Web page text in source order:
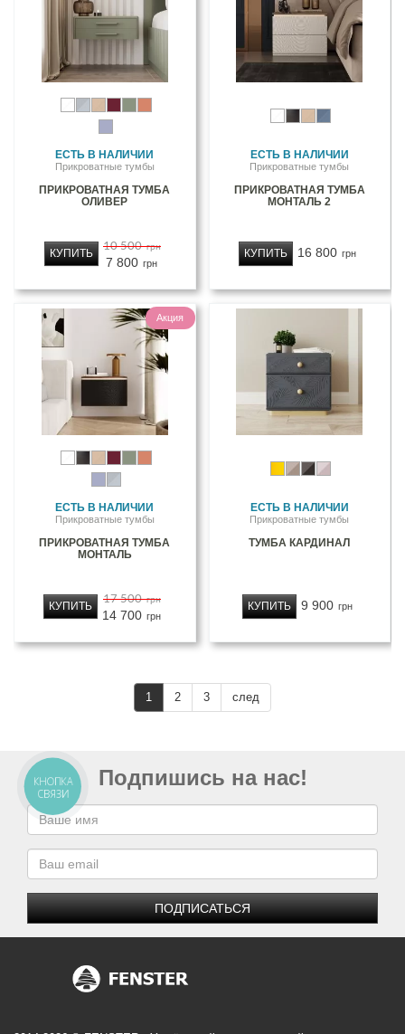
ЕСТЬ В НАЛИЧИИ
Прикроватные тумбы
ПРИКРОВАТНАЯ ТУМБА
ОЛИВЕР
10 500 грн
7 800 грн
КУПИТЬ
ЕСТЬ В НАЛИЧИИ
Прикроватные тумбы
ПРИКРОВАТНАЯ ТУМБА
МОНТАЛЬ 2
16 800 грн
КУПИТЬ
Акция
ЕСТЬ В НАЛИЧИИ
Прикроватные тумбы
ПРИКРОВАТНАЯ ТУМБА
МОНТАЛЬ
17 500 грн
14 700 грн
КУПИТЬ
ЕСТЬ В НАЛИЧИИ
Прикроватные тумбы
ТУМБА КАРДИНАЛ
9 900 грн
КУПИТЬ
1 2 3 след
Подпишись на нас!
ПОДПИСАТЬСЯ
КНОПКА
СВЯЗИ